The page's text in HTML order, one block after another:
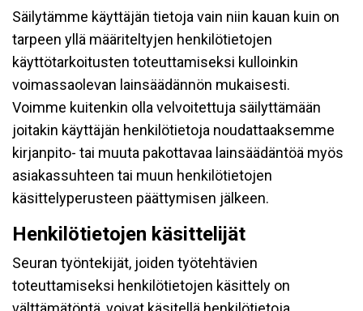
Säilytämme käyttäjän tietoja vain niin kauan kuin on
tarpeen yllä määriteltyjen henkilötietojen
käyttötarkoitusten toteuttamiseksi kulloinkin
voimassaolevan lainsäädännön mukaisesti.
Voimme kuitenkin olla velvoitettuja säilyttämään
joitakin käyttäjän henkilötietoja noudattaaksemme
kirjanpito- tai muuta pakottavaa lainsäädäntöä myös
asiakassuhteen tai muun henkilötietojen
käsittelyperusteen päättymisen jälkeen.
Henkilötietojen käsittelijät
Seuran työntekijät, joiden työtehtävien
toteuttamiseksi henkilötietojen käsittely on